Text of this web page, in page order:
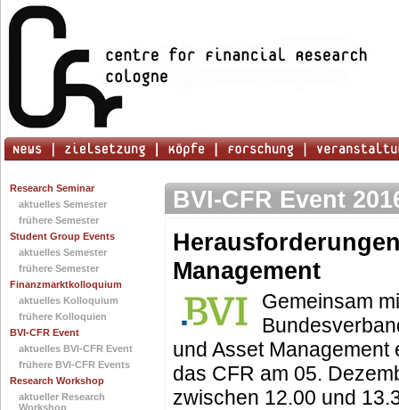
Research Seminar
aktuelles Semester
frühere Semester
Student Group Events
aktuelles Semester
frühere Semester
Finanzmarktkolloquium
aktuelles Kolloquium
frühere Kolloquien
BVI-CFR Event
aktuelles BVI-CFR Event
frühere BVI-CFR Events
Research Workshop
aktueller Research
Workshop
BVI-CFR Event
Management
Gemeinsam
und Asset Management
das CFR am 05.
zwischen 12.00 und